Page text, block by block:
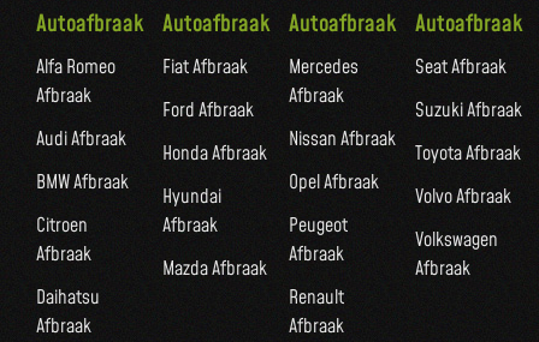
Autoafbraak
Alfa Romeo
Afbraak
Audi Afbraak
BMW Afbraak
Citroen
Afbraak
Daihatsu
Afbraak
Autoafbraak
Fiat Afbraak
Ford Afbraak
Honda Afbraak
Hyundai
Afbraak
Mazda Afbraak
Autoafbraak
Mercedes
Afbraak
Nissan Afbraak
Opel Afbraak
Peugeot
Afbraak
Renault
Afbraak
Autoafbraak
Seat Afbraak
Suzuki Afbraak
Toyota Afbraak
Volvo Afbraak
Volkswagen
Afbraak